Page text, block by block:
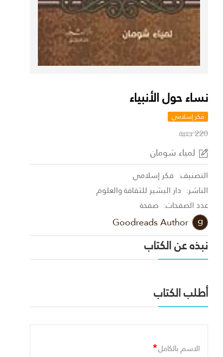
نساء حول الأنبياء
فكر إسلامي
220 جنية
لمياء شومان
التصنيف: فكر إسلامي
الناشر: دار البشير للثقافة والعلوم
عدد الصفحات: صفحة
Goodreads Author
نبذه عن الكتاب
أطلب الكتاب
الاسم بالكامل*